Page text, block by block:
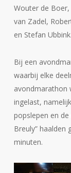
Wouter de Boer,
van Zadel,
en Stefan Ubbink.
Bij een
waarbij elke
avondmarathon
ingelast,
popslepen en
Breuly” haalden
minuten.